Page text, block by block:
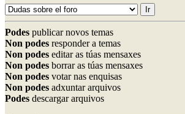
Podes publicar novos temas
Non podes responder a temas
Non podes editar as túas mensaxes
Non podes borrar as túas mensaxes
Non podes votar nas enquisas
Non podes adxuntar arquivos
Podes descargar arquivos